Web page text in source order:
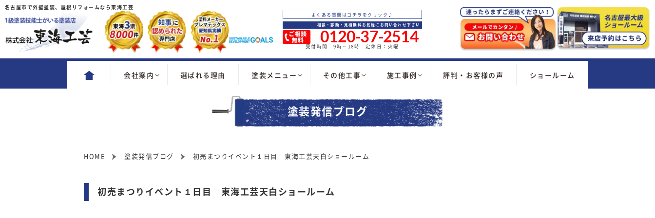
名古屋市で外壁塗装、屋根リフォームなら東海工芸
よくある質問はコチラをクリック♪
相談・診断・見積無料お気軽にお問い合わせ下さい
0120-37-2514
受付時間 9時～18時 定休日：火曜
会社案内 選ばれる理由 塗装メニュー その他工事 施工事例 評判・お客様の声 ショールーム
塗装発信ブログ
HOME 塗装発信ブログ 初売まつりイベント１日目 東海工芸天白ショールーム
初売まつりイベント１日目 東海工芸天白ショールーム